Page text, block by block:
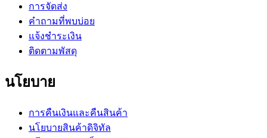
การจัดส่ง
คำถามที่พบบ่อย
แจ้งชำระเงิน
ติดตามพัสดุ
นโยบาย
การคืนเงินและคืนสินค้า
นโยบายสินค้าดิจิทัล